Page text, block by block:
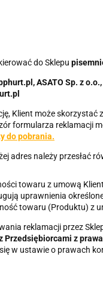
do Sklepu
ASATO Sp. z
Klient może skorzystać
formularza reklamacji
do pobrania.
adres należy przesłać
towaru z umową
uprawnienia
towaru (Produktu) z
reklamacji przez
Przedsiębiorcami z
w ustawie o prawach